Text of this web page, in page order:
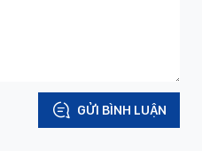
GỬI BÌNH LUẬN